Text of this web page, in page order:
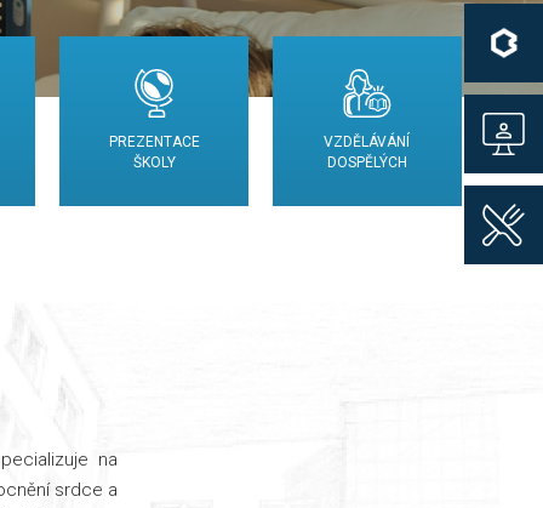
PREZENTACE
ŠKOLY
VZDĚLÁVÁNÍ
DOSPĚLÝCH
na
srdce a